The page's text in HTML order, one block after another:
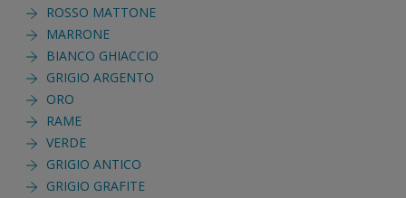
ROSSO MATTONE
MARRONE
BIANCO GHIACCIO
GRIGIO ARGENTO
ORO
RAME
VERDE
GRIGIO ANTICO
GRIGIO GRAFITE